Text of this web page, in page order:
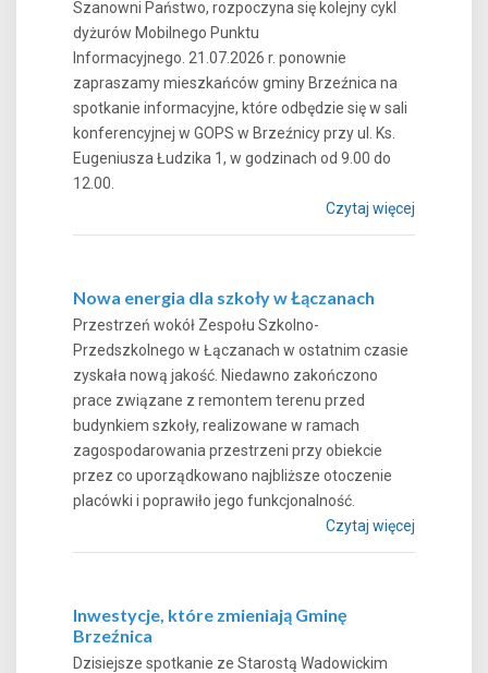
Szanowni Państwo, rozpoczyna się kolejny cykl
dyżurów Mobilnego Punktu
Informacyjnego. 21.07.2026 r. ponownie
zapraszamy mieszkańców gminy Brzeźnica na
spotkanie informacyjne, które odbędzie się w sali
konferencyjnej w GOPS w Brzeźnicy przy ul. Ks.
Eugeniusza Łudzika 1, w godzinach od 9.00 do
12.00.
Czytaj więcej
Nowa energia dla szkoły w Łączanach
Przestrzeń wokół Zespołu Szkolno-
Przedszkolnego w Łączanach w ostatnim czasie
zyskała nową jakość. Niedawno zakończono
prace związane z remontem terenu przed
budynkiem szkoły, realizowane w ramach
zagospodarowania przestrzeni przy obiekcie
przez co uporządkowano najbliższe otoczenie
placówki i poprawiło jego funkcjonalność.
Czytaj więcej
Inwestycje, które zmieniają Gminę
Brzeźnica
Dzisiejsze spotkanie ze Starostą Wadowickim